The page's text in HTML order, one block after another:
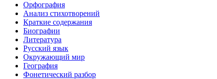
Орфография
Анализ стихотворений
Краткие содержания
Биографии
Литература
Русский язык
Окружающий мир
География
Фонетический разбор